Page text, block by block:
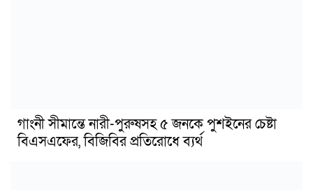
গাংনী সীমান্তে নারী-পুরুষসহ ৫ জনকে পুশইনের চেষ্টা
বিএসএফের, বিজিবির প্রতিরোধে ব্যর্থ